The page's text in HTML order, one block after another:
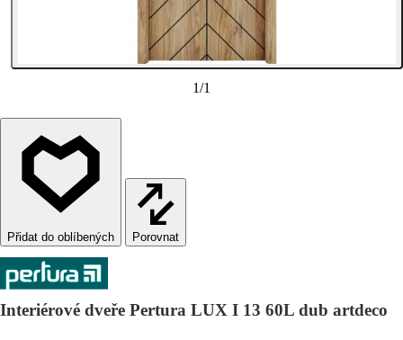
1/1
Porovnat
Interiérové dveře Pertura LUX I 13 60L dub artdeco